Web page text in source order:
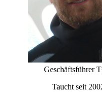
Geschäftsführer
Taucht seit